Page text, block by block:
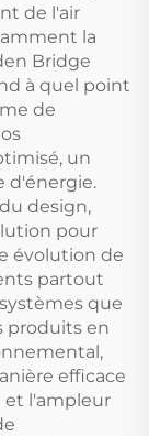
de l'air
la
Bridge
à quel point
de
un
d'énergie.
design,
pour
évolution de
partout
que
produits en
efficace
et l'ampleur